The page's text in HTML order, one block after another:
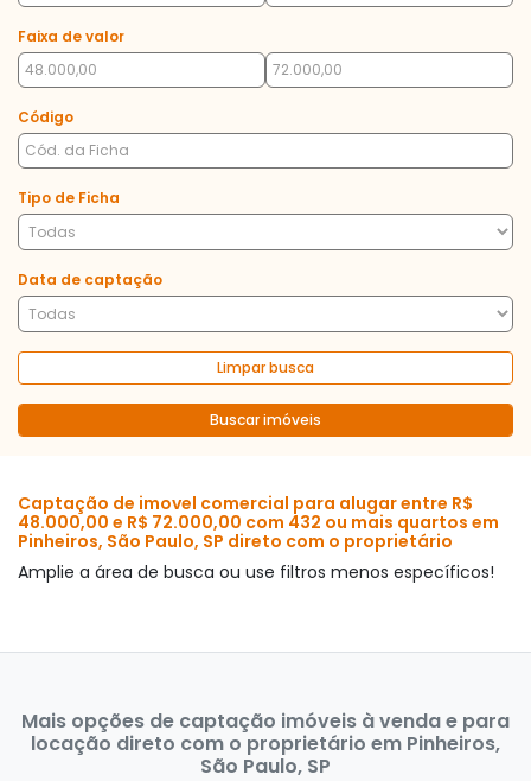
Faixa de valor
Código
Tipo de Ficha
Data de captação
Limpar busca
Buscar imóveis
Captação de imovel comercial para alugar entre R$
48.000,00 e R$ 72.000,00 com 432 ou mais quartos em
Pinheiros, São Paulo, SP direto com o proprietário
Amplie a área de busca ou use filtros menos específicos!
Mais opções de captação imóveis à venda e para
locação direto com o proprietário em Pinheiros,
São Paulo, SP